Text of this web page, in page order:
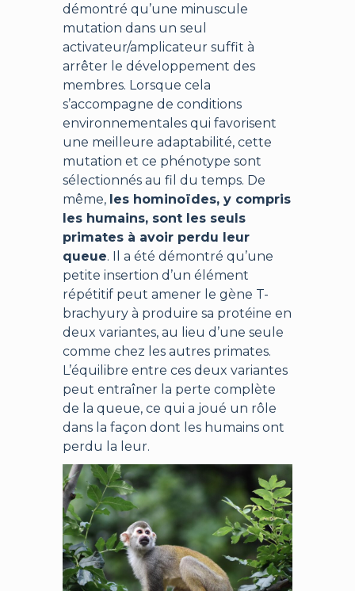
démontré qu’une minuscule
mutation dans un seul
activateur/amplicateur suffit à
arrêter le développement des
membres. Lorsque cela
s’accompagne de conditions
environnementales qui favorisent
une meilleure adaptabilité, cette
mutation et ce phénotype sont
sélectionnés au fil du temps. De
même, les hominoïdes, y compris
les humains, sont les seuls
primates à avoir perdu leur
queue. Il a été démontré qu’une
petite insertion d’un élément
répétitif peut amener le gène T-
brachyury à produire sa protéine en
deux variantes, au lieu d’une seule
comme chez les autres primates.
L’équilibre entre ces deux variantes
peut entraîner la perte complète
de la queue, ce qui a joué un rôle
dans la façon dont les humains ont
perdu la leur.